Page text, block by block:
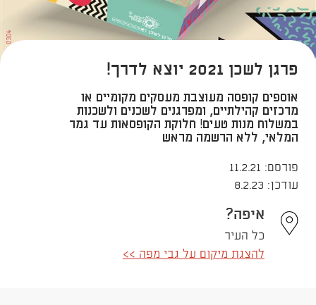
פרגן לשכן 2021 יוצא לדרך!
אוספים קופסה מעוצבת מעסקים מקומיים או
מרכזים קהילתיים, ומפרגנים לשכנים ולשכנות
במשלוח מנות טעים! חלוקת הקופסאות עד גמר
המלאי, ללא הרשמה מראש
פורסם: 11.2.21
עודכן: 8.2.23
איפה?
כל העיר
להצגת מיקום על גבי מפה >>